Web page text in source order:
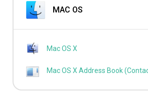
MAC OS
Mac OS X
Mac OS X Address Book